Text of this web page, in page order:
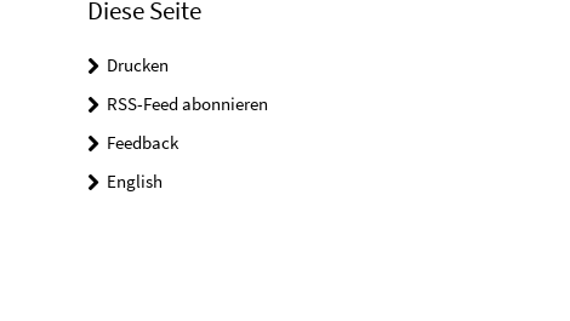
Diese Seite
Drucken
RSS-Feed abonnieren
Feedback
English